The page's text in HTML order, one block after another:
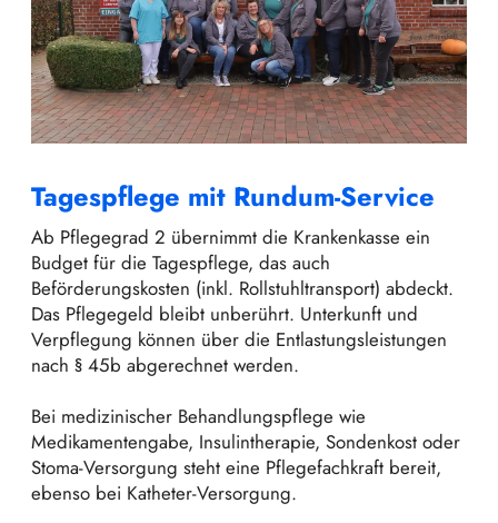
Tagespflege mit Rundum-Service
Ab Pflegegrad 2 übernimmt die Krankenkasse ein
Budget für die Tagespflege, das auch
Beförderungskosten (inkl. Rollstuhltransport) abdeckt.
Das Pflegegeld bleibt unberührt. Unterkunft und
Verpflegung können über die Entlastungsleistungen
nach § 45b abgerechnet werden.
Bei medizinischer Behandlungspflege wie
Medikamentengabe, Insulintherapie, Sondenkost oder
Stoma-Versorgung steht eine Pflegefachkraft bereit,
ebenso bei Katheter-Versorgung.